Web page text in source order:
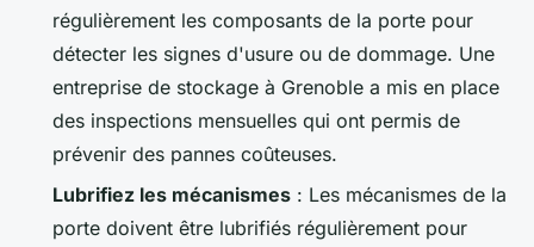
régulièrement les composants de la porte pour
détecter les signes d'usure ou de dommage. Une
entreprise de stockage à Grenoble a mis en place
des inspections mensuelles qui ont permis de
prévenir des pannes coûteuses.
Lubrifiez les mécanismes : Les mécanismes de la
porte doivent être lubrifiés régulièrement pour